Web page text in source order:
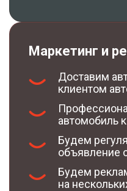
Маркетинг и
Доставим
клиентом
автомобиль
Будем
объявление
Будем
на